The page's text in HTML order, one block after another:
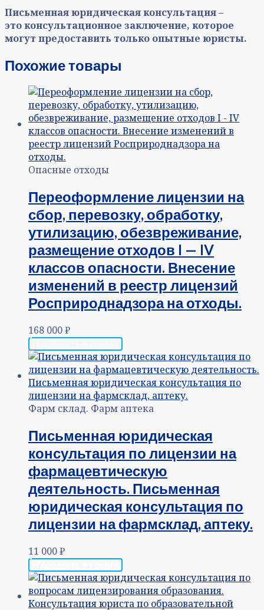
Письменная юридическая консультация –
это консультационное заключение, которое
могут предоставить только опытные юристы.
Похожие товары
Опасные отходы
Переоформление лицензии на
сбор, перевозку, обработку,
утилизацию, обезвреживание,
размещение отходов I — IV
классов опасности. Внесение
изменений в реестр лицензий
Росприроднадзора на отходы.
168 000₽
Фарм склад. Фарм аптека
Письменная юридическая
консультация по лицензии на
фармацевтическую
деятельность. Письменная
юридическая консультация по
лицензии на фармсклад, аптеку.
11 000₽